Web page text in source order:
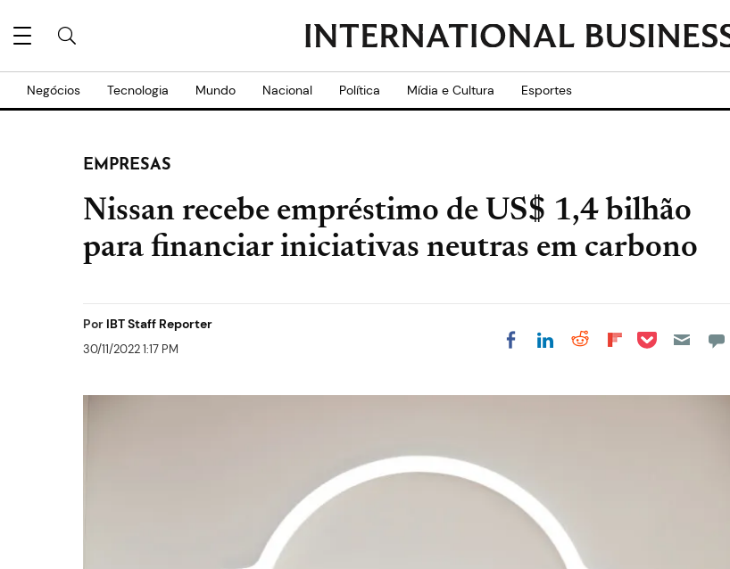
Negócios Tecnologia Mundo Nacional Política Mídia e Cultura Esportes
EMPRESAS
Nissan recebe empréstimo de US$ 1,4 bilhão
para financiar iniciativas neutras em carbono
Por IBT Staff Reporter
30/11/2022 1:17 PM Share on Facebook
Share on LinkedIn
Share on Reddit
Share on
Share on Pocket